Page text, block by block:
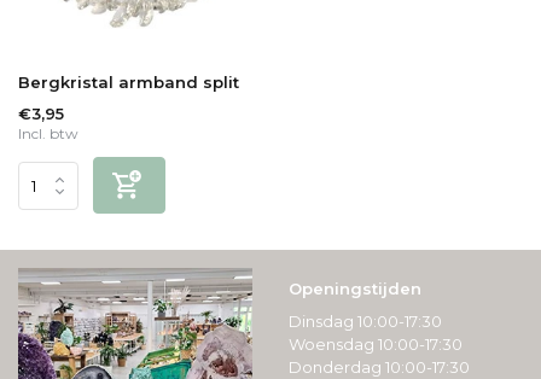
Bergkristal armband split
€3,95
Incl. btw
Openingstijden
Dinsdag 10:00-17:30
Woensdag 10:00-17:30
Donderdag 10:00-17:30